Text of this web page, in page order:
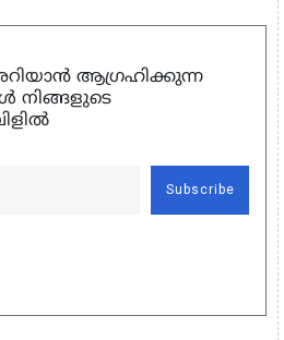
ആഗ്രഹിക്കുന്ന
നിങ്ങളുടെ
Subscribe